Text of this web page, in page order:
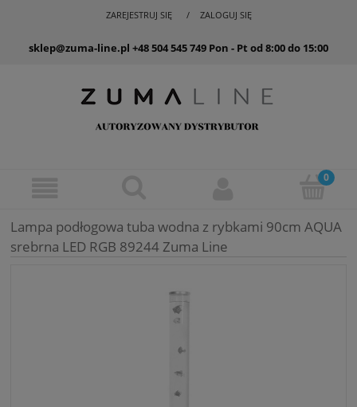
ZAREJESTRUJ SIĘ ZALOGUJ SIĘ
sklep@zuma-line.pl +48 504 545 749 Pon - Pt od 8:00 do 15:00
Lampa podłogowa tuba wodna z rybkami 90cm AQUA
srebrna LED RGB 89244 Zuma Line